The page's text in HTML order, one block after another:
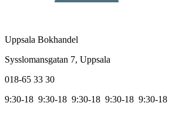
Uppsala Bokhandel
Sysslomansgatan 7, Uppsala
018-65 33 30
9:30-18 9:30-18 9:30-18 9:30-18 9:30-18